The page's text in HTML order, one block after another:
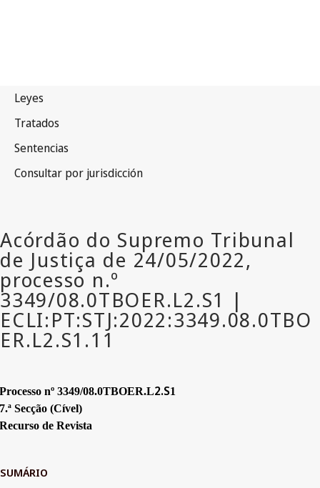
Processo nº 3349/08.0TBOER.L2.S1
7.ª Secção (Cível)
Recurso de Revista
SUMÁRIO